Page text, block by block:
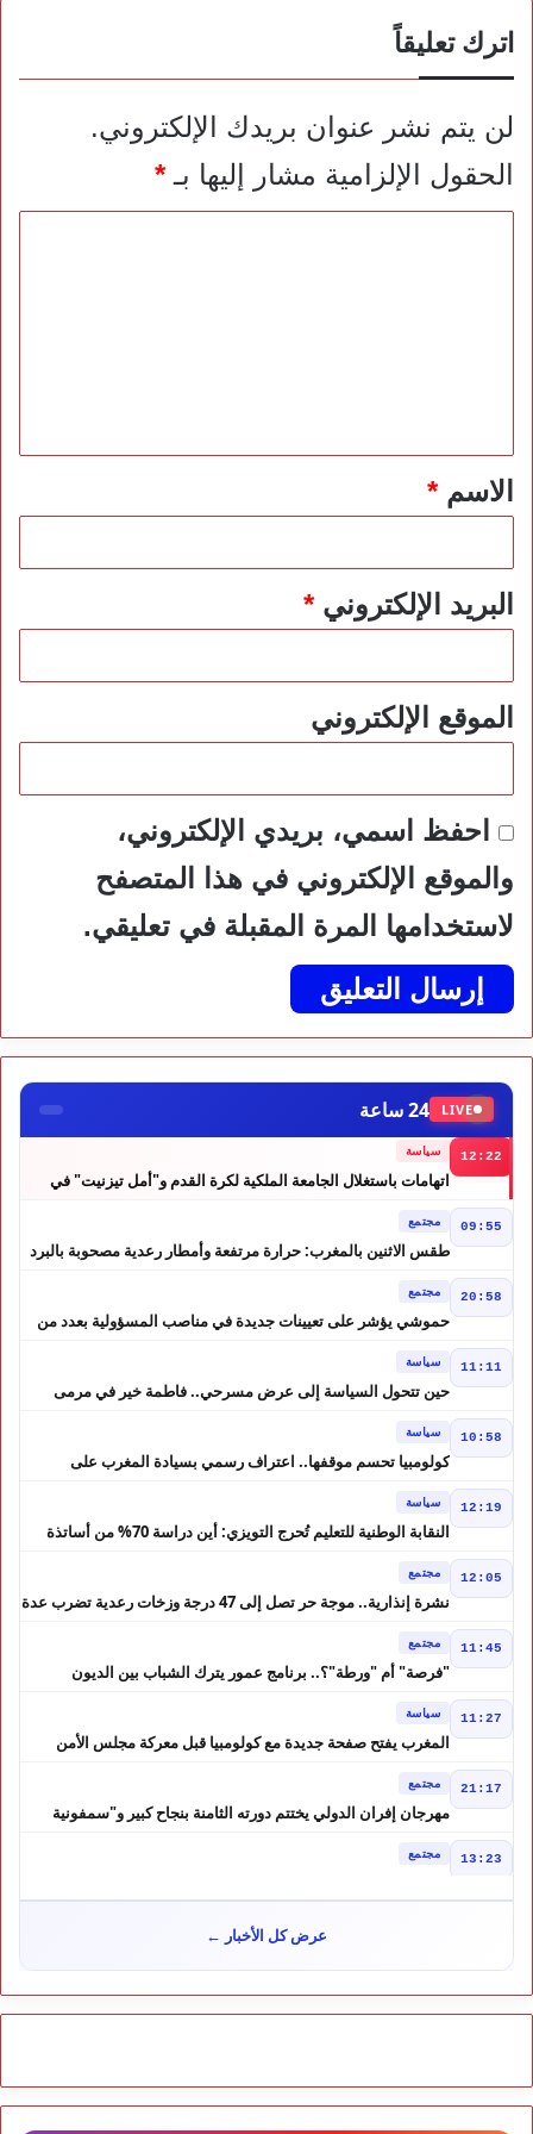
اترك تعليقاً
لن يتم نشر عنوان بريدك الإلكتروني.
الحقول الإلزامية مشار إليها بـ*
*الاسم*
البريد الإلكتروني*
الموقع الإلكتروني
احفظ اسمي، بريدي الإلكتروني،
والموقع الإلكتروني في هذا المتصفح
لاستخدامها المرة المقبلة في تعليقي.
LIVE 24 ساعة
12:22 سياسة
اتهامات باستغلال الجامعة الملكية لكرة القدم و"أمل تيزنيت" في
09:55 مجتمع
طقس الاثنين بالمغرب: حرارة مرتفعة وأمطار رعدية مصحوبة بالبرد
20:58 مجتمع
حموشي يؤشر على تعيينات جديدة في مناصب المسؤولية بعدد من
11:11 سياسة
حين تتحول السياسة إلى عرض مسرحي.. فاطمة خير في مرمى
10:58 سياسة
كولومبيا تحسم موقفها.. اعتراف رسمي بسيادة المغرب على
12:19 سياسة
النقابة الوطنية للتعليم تُحرج التويزي: أين دراسة 70% من أساتذة
12:05 مجتمع
نشرة إنذارية.. موجة حر تصل إلى 47 درجة وزخات رعدية تضرب عدة
11:45 مجتمع
"فرصة" أم "ورطة"؟.. برنامج عمور يترك الشباب بين الديون
11:27 سياسة
المغرب يفتح صفحة جديدة مع كولومبيا قبل معركة مجلس الأمن
21:17 مجتمع
مهرجان إفران الدولي يختتم دورته الثامنة بنجاح كبير و"سمفونية
13:23 مجتمع
إصلاح الوزارة
غضب داخل حزب الاستقلال بالحسيمة بسبب تفويض مضيان اقتراح
مرشح الانتخابات التشريعية
11:52 مجتمع
شوكي يعيد وعود الأحرار.. والمغاربة يطالبون بحساب وعود 2021
عرض كل الأخبار ←